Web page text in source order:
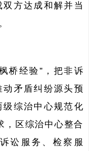
方达成和解并当
桥经验 ”，把非诉
矛盾纠纷源头预
级综治中心规范化
，区综治中心整合
讼服务、检察服